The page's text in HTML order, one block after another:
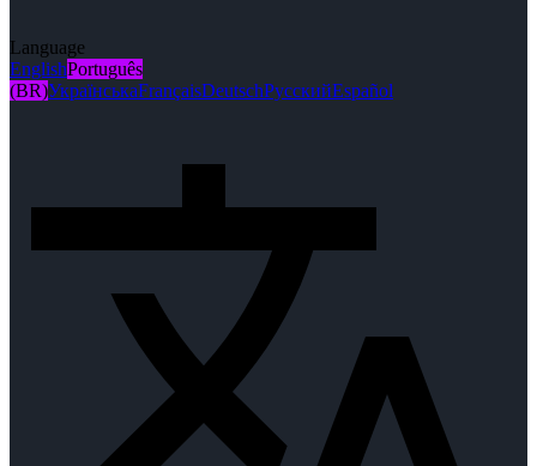
Language
EnglishPortuguês
(BR)УкраїнськаFrançaisDeutschРусскийEspañol